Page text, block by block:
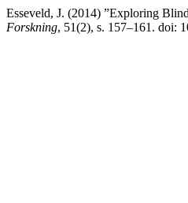
Esseveld, J. (2014) ”Exploring
Forskning, 51(2), s. 157–161. doi: